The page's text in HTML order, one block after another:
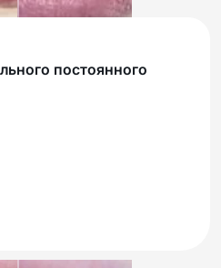
постоянного